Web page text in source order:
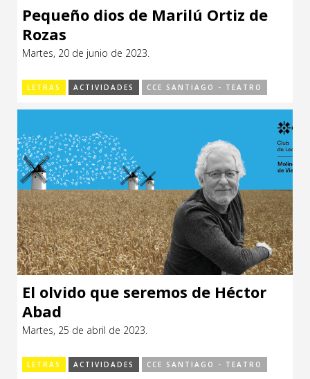
Pequeño dios de Marilú Ortiz de
Rozas
Martes, 20 de junio de 2023.
LETRAS ACTIVIDADES CCE SANTIAGO - TEATRO
El olvido que seremos de Héctor
Abad
Martes, 25 de abril de 2023.
LETRAS ACTIVIDADES CCE SANTIAGO - TEATRO